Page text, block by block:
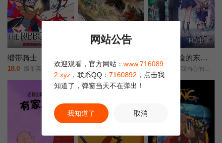
缎带骑士
10.0 缎带英雄/蓝宝石王子/The Ribbon Hero/
HD国语
5.0 完美世界/剧场版之九劫焚天/完美世界之九劫焚天/完美世界剧场版/第二部/Perfect World Movie: Nine Tribulations Incinerate the Heavens/Perfect World Movie: Nine Calamities Burning Heaven/
HD中字
我心里危险的东西剧场版
2.0 剧场版/我内心的糟糕念头(台)/The Dangers in My Heart: The Movie/
网站公告
欢迎观看，官方网站： www.716089
2.xyz ，联系QQ： 7160892 ，点击我
知道了，弹窗当天不在弹出！
我知道了 取消